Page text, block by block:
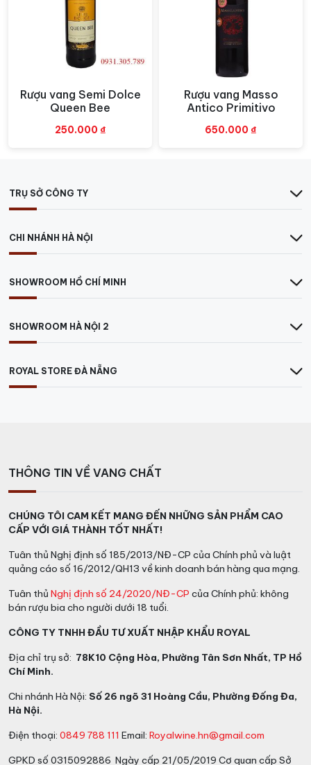
là 10 đến 16 độ C.
Quý khách có thể đến trực tiếp Công ty hoặc liên
hệ theo số hotline sau:
78/k10 Cộng Hòa, P.4, Quận Tân Bình
Hotline:0931305789
Tại Hà Nội:E3B, Ecohome 1, P. Đông Ngạc, Bắc Từ
Xem nhanh
Rượu vang Semi Dolce
Queen Bee
250.000 ₫
Xem nhanh
Rượu vang Masso
Antico Primitivo
650.000 ₫
TRỤ SỞ CÔNG TY
CHI NHÁNH HÀ NỘI
SHOWROOM HỒ CHÍ MINH
SHOWROOM HÀ NỘI 2
ROYAL STORE ĐÀ NẴNG
THÔNG TIN VỀ VANG CHẤT
CHÚNG TÔI CAM KẾT MANG ĐẾN NHỮNG SẢN PHẨM CAO
CẤP VỚI GIÁ THÀNH TỐT NHẤT!
Tuân thủ Nghị định số 185/2013/NĐ-CP của Chính phủ và luật
quảng cáo số 16/2012/QH13 về kinh doanh bán hàng qua mạng.
Tuân thủ Nghị định số 24/2020/NĐ-CP của Chính phủ: không
bán rượu bia cho người dưới 18 tuổi.
CÔNG TY TNHH ĐẦU TƯ XUẤT NHẬP KHẨU ROYAL
Địa chỉ trụ sở: 78K10 Cộng Hòa, Phường Tân Sơn Nhất, TP Hồ
Chí Minh.
Chi nhánh Hà Nội: Số 26 ngõ 31 Hoàng Cầu, Phường Đống Đa,
Hà Nội.
Điện thoại: 0849 788 111 Email: Royalwine.hn@gmail.com
GPKD số 0315092886 Ngày cấp 21/05/2019 Cơ quan cấp Sở